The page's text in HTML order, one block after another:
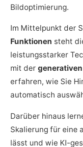
Bildoptimierung.
Im Mittelpunkt der
Funktionen steht
leistungsstarker
mit der
erfahren, wie Sie
automatisch
Darüber hinaus
Skalierung für eine
lässt und wie KI-